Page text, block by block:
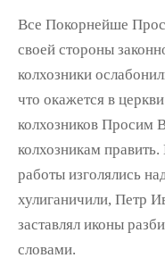
Все Покорнейше
своей стороны
колхозники
что окажется в
колхозников Просим
колхозникам
работы изголялись
хулиганичили, Петр
заставлял иконы
словами.